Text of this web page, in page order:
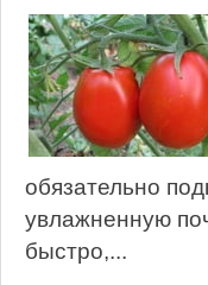
обязательно
увлажненную
быстро,...